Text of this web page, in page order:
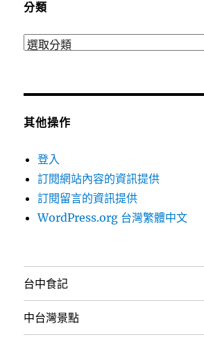
分類
分
其他操作
登入
訂閱網站內容的資訊提供
訂閱留言的資訊提供
WordPress.org 台灣繁體中文
台中食記
中台灣景點